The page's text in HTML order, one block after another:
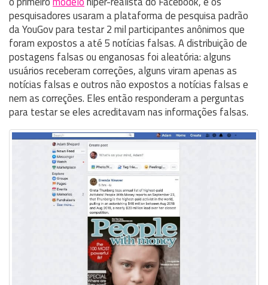
pesquisadores usaram a plataforma de pesquisa padrão
da YouGov para testar 2 mil participantes anônimos que
foram expostos a até 5 notícias falsas. A distribuição de
postagens falsas ou enganosas foi aleatória: alguns
usuários receberam correções, alguns viram apenas as
notícias falsas e outros não expostos a notícias falsas e
nem as correções. Eles então responderam a perguntas
para testar se eles acreditavam nas informações falsas.